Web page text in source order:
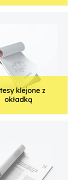
klejone z
okładką